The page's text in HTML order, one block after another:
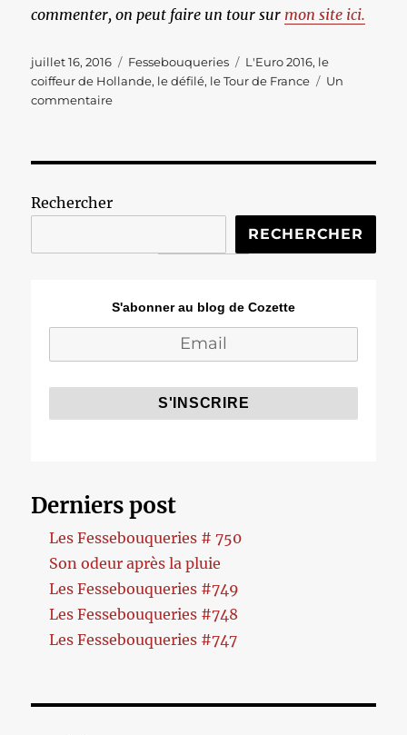
commenter, on peut faire un tour sur mon site ici.
Publié
le
juillet 16, 2016 Catégories
Fessebouqueries Étiquettes
L'Euro 2016, le
coiffeur de Hollande, le défilé, le Tour de France
Un
commentairesur
Rechercher
RECHERCHER
S'abonner au blog de Cozette
Derniers post
Les Fessebouqueries # 750
Son odeur après la pluie
Les Fessebouqueries #749
Les Fessebouqueries #748
Les Fessebouqueries #747